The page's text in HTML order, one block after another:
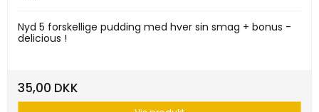
Nyd 5 forskellige pudding med hver sin smag + bonus -
delicious !
35,00 DKK